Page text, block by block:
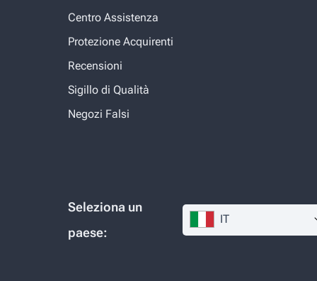
Centro Assistenza
Protezione Acquirenti
Recensioni
Sigillo di Qualità
Negozi Falsi
Seleziona un
paese:
IT